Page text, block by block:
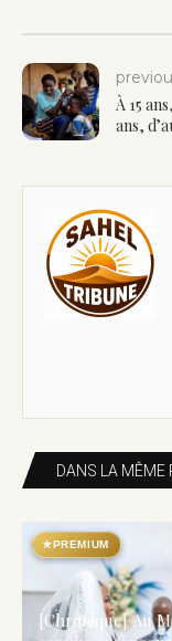
À 15
ans,
DANS LA MÊME
★PREMIUM
[Chronique] Au